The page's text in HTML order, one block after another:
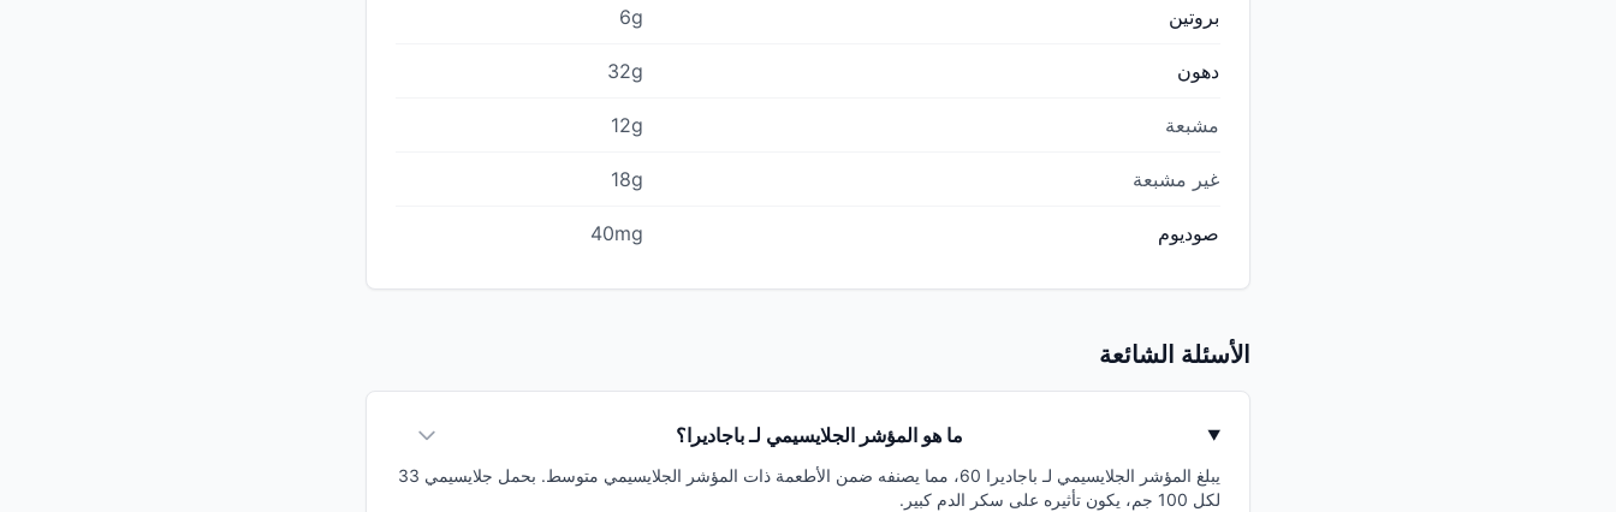
بروتين 6g
دهون 32g
مشبعة 12g
غير مشبعة 18g
صوديوم 40mg
الأسئلة الشائعة
ما هو المؤشر الجلايسيمي لـ باجاديرا؟
يبلغ المؤشر الجلايسيمي لـ باجاديرا 60، مما يصنفه ضمن الأطعمة ذات المؤشر الجلايسيمي متوسط. بحمل جلايسيمي 33
لكل 100 جم، يكون تأثيره على سكر الدم كبير.